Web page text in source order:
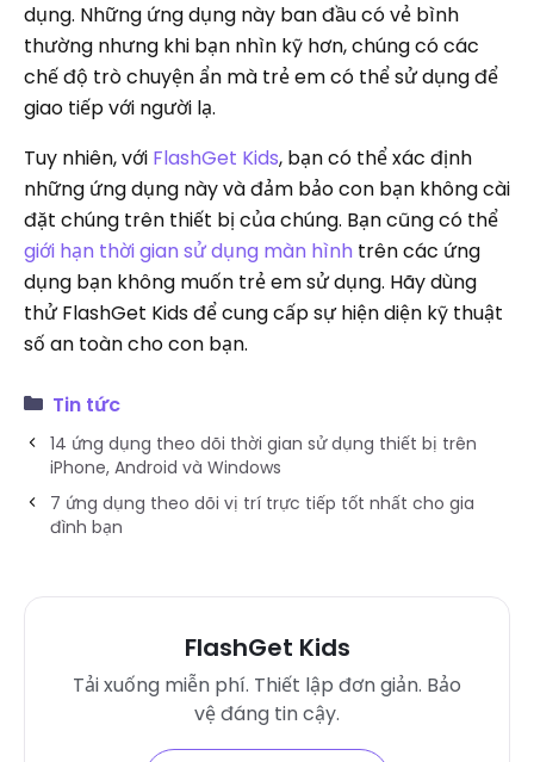
dụng. Những ứng dụng này ban đầu có vẻ bình
thường nhưng khi bạn nhìn kỹ hơn, chúng có các
chế độ trò chuyện ẩn mà trẻ em có thể sử dụng để
giao tiếp với người lạ.
Tuy nhiên, với FlashGet Kids, bạn có thể xác định
những ứng dụng này và đảm bảo con bạn không cài
đặt chúng trên thiết bị của chúng. Bạn cũng có thể
giới hạn thời gian sử dụng màn hình trên các ứng
dụng bạn không muốn trẻ em sử dụng. Hãy dùng
thử FlashGet Kids để cung cấp sự hiện diện kỹ thuật
số an toàn cho con bạn.
Tin tức
14 ứng dụng theo dõi thời gian sử dụng thiết bị trên
iPhone, Android và Windows
7 ứng dụng theo dõi vị trí trực tiếp tốt nhất cho gia
đình bạn
FlashGet Kids
Tải xuống miễn phí. Thiết lập đơn giản. Bảo
vệ đáng tin cậy.